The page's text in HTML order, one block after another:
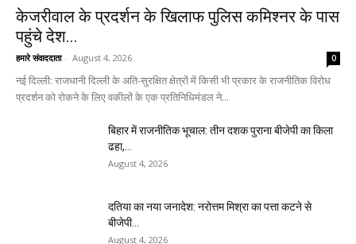
केजरीवाल के प्रदर्शन के खिलाफ पुलिस कमिश्नर के पास
पहुंचे देश...
हमारे संवाददाता - August 4, 2026 0
नई दिल्ली: राजधानी दिल्ली के अति-सुरक्षित क्षेत्रों में किसी भी प्रकार के राजनीतिक विरोध
प्रदर्शन को रोकने के लिए वकीलों के एक प्रतिनिधिमंडल ने...
बिहार में राजनीतिक भूचाल: तीन दशक पुराना बीजेपी का किला
ढहा,...
August 4, 2026
दतिया का नया जनादेश: नरोत्तम मिश्रा का पत्ता कटने से
बीजेपी...
August 4, 2026